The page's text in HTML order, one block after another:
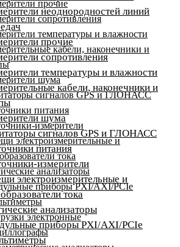
прочие
сопротивления
температуры и влажности
кабели, наконечники и
шума
сигналов GPS и ГЛОНАСС
питания
измерители
электроизмерительные и
тока
анализаторы
приборы PXI/AXI/PCIe
электронные
неоднородностей линий
прочие
сопротивления
температуры и влажности
кабели, наконечники и
шума
сигналов GPS и ГЛОНАСС
питания
измерители
электроизмерительные и
тока
анализаторы
приборы PXI/AXI/PCIe